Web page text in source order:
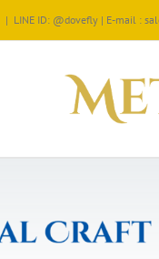
| LINE ID: @dovefly | E-mail :